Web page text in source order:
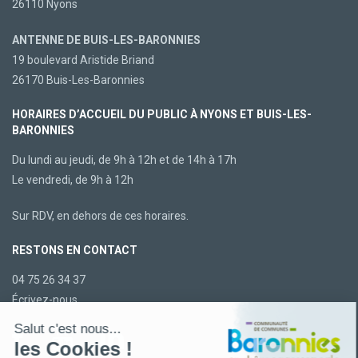
26110 Nyons
ANTENNE DE BUIS-LES-BARONNIES
19 boulevard Aristide Briand
26170 Buis-Les-Baronnies
HORAIRES D’ACCUEIL DU PUBLIC À NYONS ET BUIS-LES-
BARONNIES
Du lundi au jeudi, de 9h à 12h et de 14h à 17h
Le vendredi, de 9h à 12h
Sur RDV, en dehors de ces horaires.
RESTONS EN CONTACT
04 75 26 34 37
Écrivez-nous